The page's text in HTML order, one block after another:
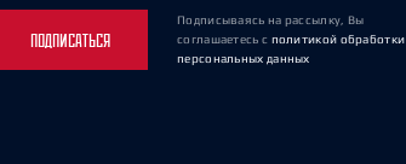
ПОДПИСАТЬСЯ
Подписываясь на рассылку, Вы
соглашаетесь с политикой обработки
персональных данных